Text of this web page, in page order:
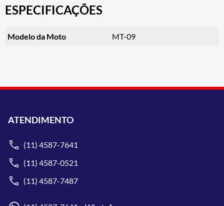
ESPECIFICAÇÕES
Modelo da Moto MT-09
ATENDIMENTO
(11) 4587-7641
(11) 4587-0521
(11) 4587-7487